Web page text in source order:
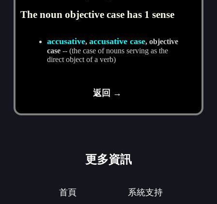
The noun objective case has 1 sense
accusative,accusative case, objective
case -- (the case of nouns serving as the
direct object of a verb)
返回 →
更多資訊
首頁
系統支持